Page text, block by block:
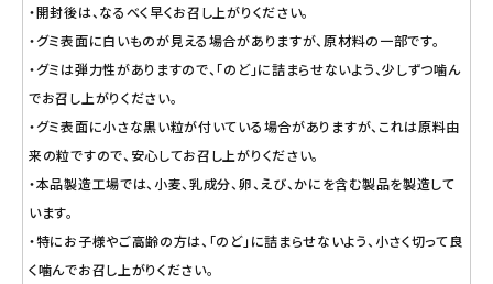
・開封後は、なるべく早くお召し上がりください。
・グミ表面に白いものが見える場合がありますが、原材料の一部です。
・グミは弾力性がありますので、「のど」に詰まらせないよう、少しずつ噛ん
でお召し上がりください。
・グミ表面に小さな黒い粒が付いている場合がありますが、これは原料由
来の粒ですので、安心してお召し上がりください。
・本品製造工場では、小麦、乳成分、卵、えび、かにを含む製品を製造して
います。
・特にお子様やご高齢の方は、「のど」に詰まらせないよう、小さく切って良
く噛んでお召し上がりください。